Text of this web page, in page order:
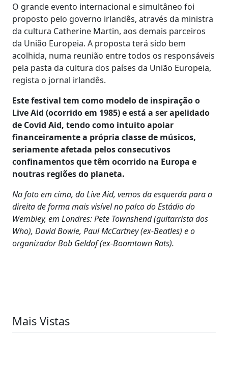
O grande evento internacional e simultâneo foi
proposto pelo governo irlandês, através da ministra
da cultura Catherine Martin, aos demais parceiros
da União Europeia. A proposta terá sido bem
acolhida, numa reunião entre todos os responsáveis
pela pasta da cultura dos países da União Europeia,
regista o jornal irlandês.
Este festival tem como modelo de inspiração o
Live Aid (ocorrido em 1985) e está a ser apelidado
de Covid Aid, tendo como intuito apoiar
financeiramente a própria classe de músicos,
seriamente afetada pelos consecutivos
confinamentos que têm ocorrido na Europa e
noutras regiões do planeta.
Na foto em cima, do Live Aid, vemos da esquerda para a
direita de forma mais visível no palco do Estádio do
Wembley, em Londres: Pete Townshend (guitarrista dos
Who), David Bowie, Paul McCartney (ex-Beatles) e o
organizador Bob Geldof (ex-Boomtown Rats).
Mais Vistas